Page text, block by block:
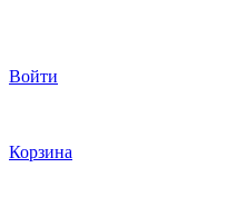
Войти
Корзина